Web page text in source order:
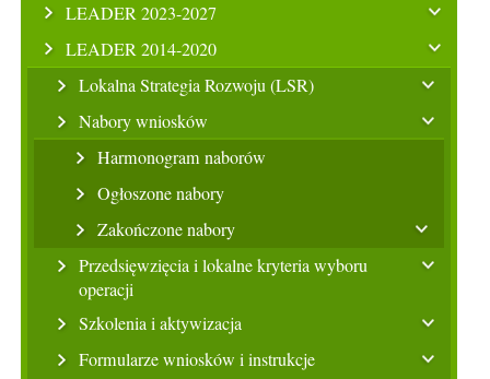
LEADER 2023-2027
LEADER 2014-2020
Lokalna Strategia Rozwoju (LSR)
Nabory wniosków
Harmonogram naborów
Ogłoszone nabory
Zakończone nabory
Przedsięwzięcia i lokalne kryteria wyboru
operacji
Szkolenia i aktywizacja
Formularze wniosków i instrukcje